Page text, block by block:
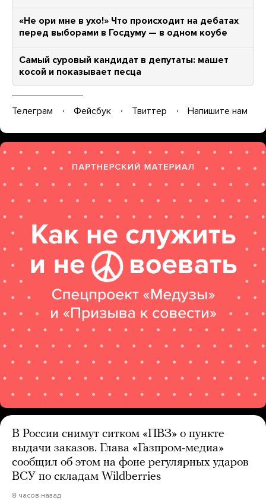
«Не ори мне в ухо!» Что происходит на дебатах
перед выборами в Госдуму — в одном коубе
Самый суровый кандидат в депутаты: машет
косой и показывает песца
Телеграм Фейсбук Твиттер Напишите нам
В России снимут ситком «ПВЗ» о пункте
выдачи заказов. Глава «Газпром-медиа»
сообщил об этом на фоне регулярных ударов
ВСУ по складам Wildberries
8 часов назад